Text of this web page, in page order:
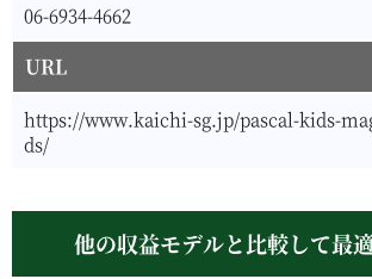
06-6934-4662
URL
https://www.kaichi-sg.jp/pascal-kids-
ds/
他の収益モデルと比較して最